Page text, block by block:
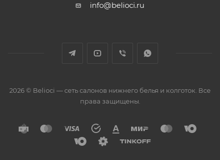
info@belioci.ru
2026 © Belioci — сеть салонов нижнего белья и колготок. Все
права защищены.